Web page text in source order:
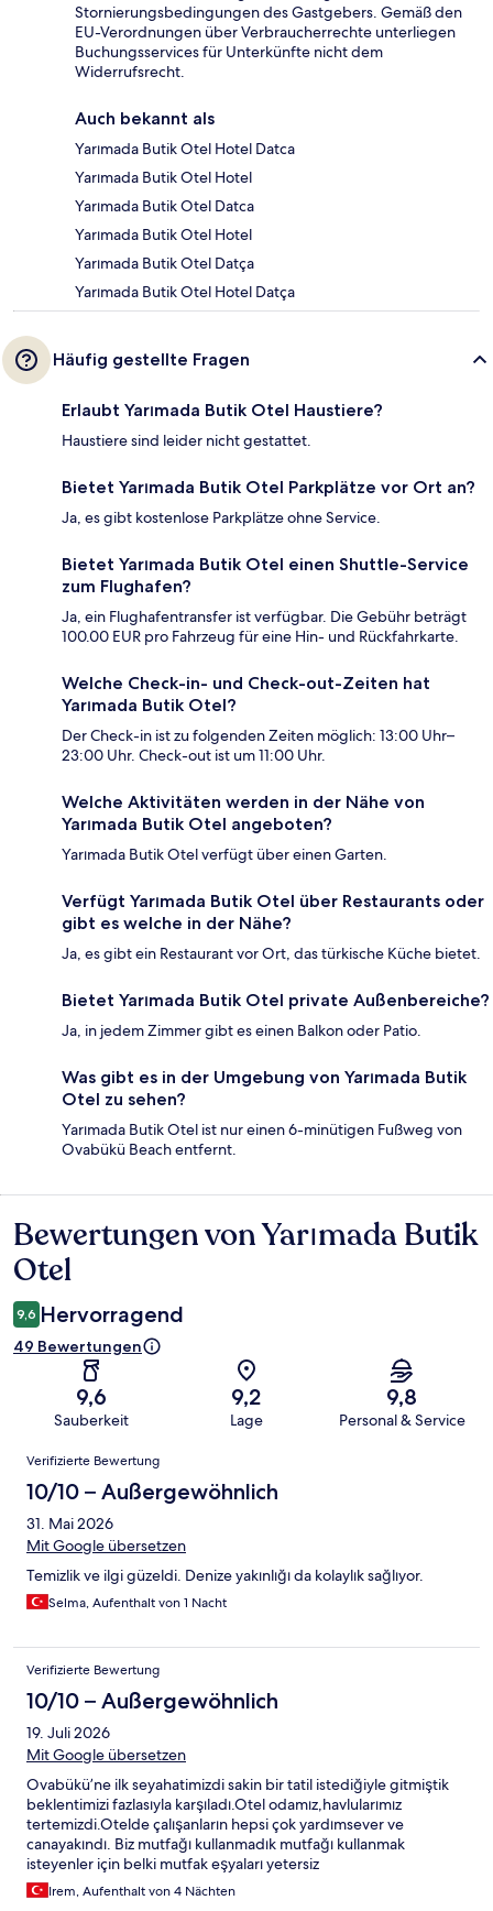
Stornierungsbedingungen des Gastgebers. Gemäß den
EU-Verordnungen über Verbraucherrechte unterliegen
Buchungsservices für Unterkünfte nicht dem
Widerrufsrecht.
Auch bekannt als
Yarımada Butik Otel Hotel Datca
Yarımada Butik Otel Hotel
Yarımada Butik Otel Datca
Yarımada Butik Otel Hotel
Yarımada Butik Otel Datça
Yarımada Butik Otel Hotel Datça
Häufig gestellte Fragen
Erlaubt Yarımada Butik Otel Haustiere?
Haustiere sind leider nicht gestattet.
Bietet Yarımada Butik Otel Parkplätze vor Ort an?
Ja, es gibt kostenlose Parkplätze ohne Service.
Bietet Yarımada Butik Otel einen Shuttle-Service
zum Flughafen?
Ja, ein Flughafentransfer ist verfügbar. Die Gebühr beträgt
100.00 EUR pro Fahrzeug für eine Hin- und Rückfahrkarte.
Welche Check-in- und Check-out-Zeiten hat
Yarımada Butik Otel?
Der Check-in ist zu folgenden Zeiten möglich: 13:00 Uhr–
23:00 Uhr. Check-out ist um 11:00 Uhr.
Welche Aktivitäten werden in der Nähe von
Yarımada Butik Otel angeboten?
Yarımada Butik Otel verfügt über einen Garten.
Verfügt Yarımada Butik Otel über Restaurants oder
gibt es welche in der Nähe?
Ja, es gibt ein Restaurant vor Ort, das türkische Küche bietet.
Bietet Yarımada Butik Otel private Außenbereiche?
Ja, in jedem Zimmer gibt es einen Balkon oder Patio.
Was gibt es in der Umgebung von Yarımada Butik
Otel zu sehen?
Yarımada Butik Otel ist nur einen 6-minütigen Fußweg von
Ovabükü Beach entfernt.
Bewertungen
Bewertungen von Yarımada Butik
Otel
9,6 Hervorragend
49 Bewertungen
9,6
Sauberkeit
9,2
Lage
9,8
Personal & Service
Bewertungen
Verifizierte Bewertung
10/10 – Außergewöhnlich
31. Mai 2026
Mit Google übersetzen
Temizlik ve ilgi güzeldi. Denize yakınlığı da kolaylık sağlıyor.
Selma, Aufenthalt von 1 Nacht
Verifizierte Bewertung
10/10 – Außergewöhnlich
19. Juli 2026
Mit Google übersetzen
Ovabükü’ne ilk seyahatimizdi sakin bir tatil istediğiyle gitmiştik
beklentimizi fazlasıyla karşıladı.Otel odamız,havlularımız
tertemizdi.Otelde çalışanların hepsi çok yardımsever ve
canayakındı. Biz mutfağı kullanmadık mutfağı kullanmak
isteyenler için belki mutfak eşyaları yetersiz
kalabilir.Misafirperverliğiniz için tekrar teşekkür ederiz:)
Irem, Aufenthalt von 4 Nächten